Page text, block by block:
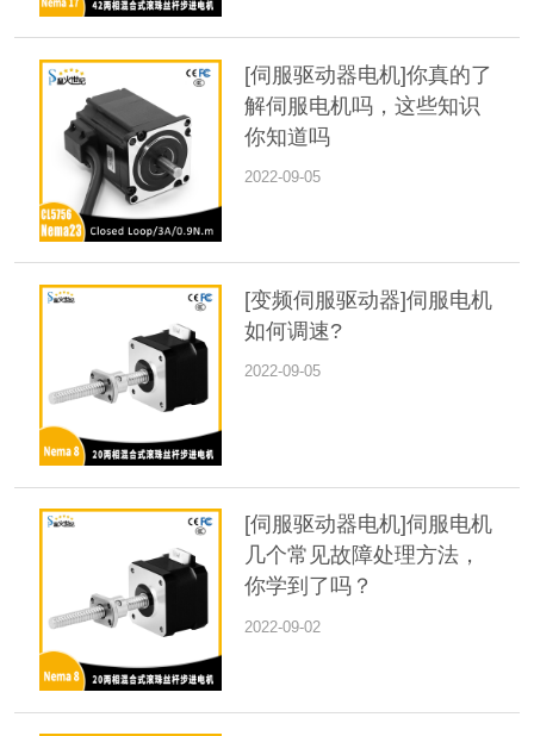
[伺服驱动器电机]你真的了
解伺服电机吗，这些知识
你知道吗
2022-09-05
[变频伺服驱动器]伺服电机
如何调速?
2022-09-05
[伺服驱动器电机]伺服电机
几个常见故障处理方法，
你学到了吗？
2022-09-02